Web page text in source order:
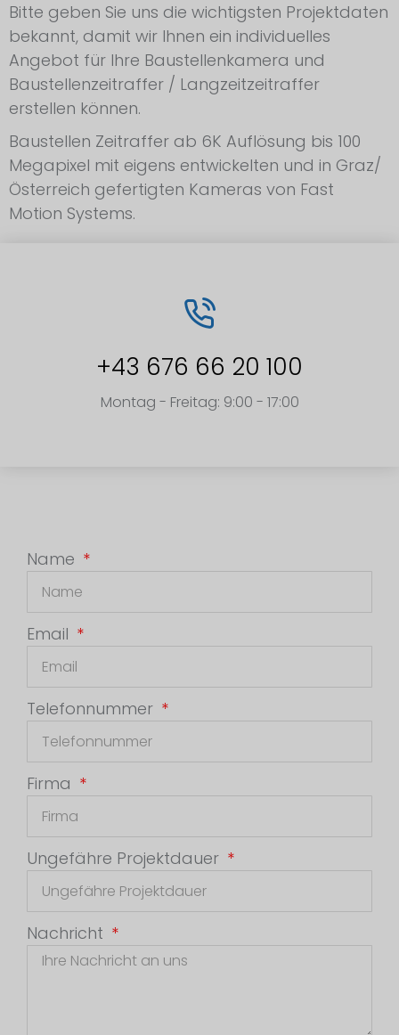
Bitte geben Sie uns die wichtigsten Projektdaten
bekannt, damit wir Ihnen ein individuelles
Angebot für Ihre Baustellenkamera und
Baustellenzeitraffer / Langzeitzeitraffer
erstellen können.
Baustellen Zeitraffer ab 6K Auflösung bis 100
Megapixel mit eigens entwickelten und in Graz/
Österreich gefertigten Kameras von Fast
Motion Systems.
+43 676 66 20 100
Montag - Freitag: 9:00 - 17:00
Name
Email
Telefonnummer
Firma
Ungefähre Projektdauer
Nachricht